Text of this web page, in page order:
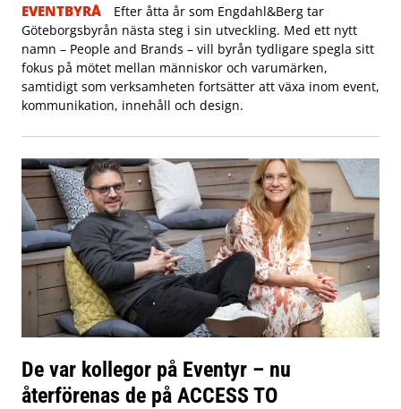
EVENTBYRÅ
Efter åtta år som Engdahl&Berg tar
Göteborgsbyrån nästa steg i sin utveckling. Med ett nytt
namn – People and Brands – vill byrån tydligare spegla sitt
fokus på mötet mellan människor och varumärken,
samtidigt som verksamheten fortsätter att växa inom event,
kommunikation, innehåll och design.
De var kollegor på Eventyr – nu
återförenas de på ACCESS TO